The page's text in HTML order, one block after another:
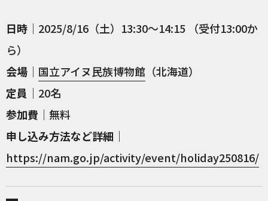
日時 ｜2025/8/16（土）13:30～14:15 （受付13:00か
ら）
会場 ｜ 国立アイヌ民族博物館 （北海道）
定員 ｜20名
参加費 ｜無料
申し込み方法など詳細 ｜
https://nam.go.jp/activity/event/holiday250816/